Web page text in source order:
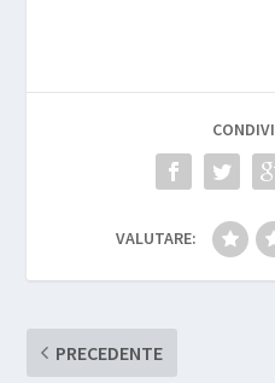
VALUTARE:
PRECEDENTE